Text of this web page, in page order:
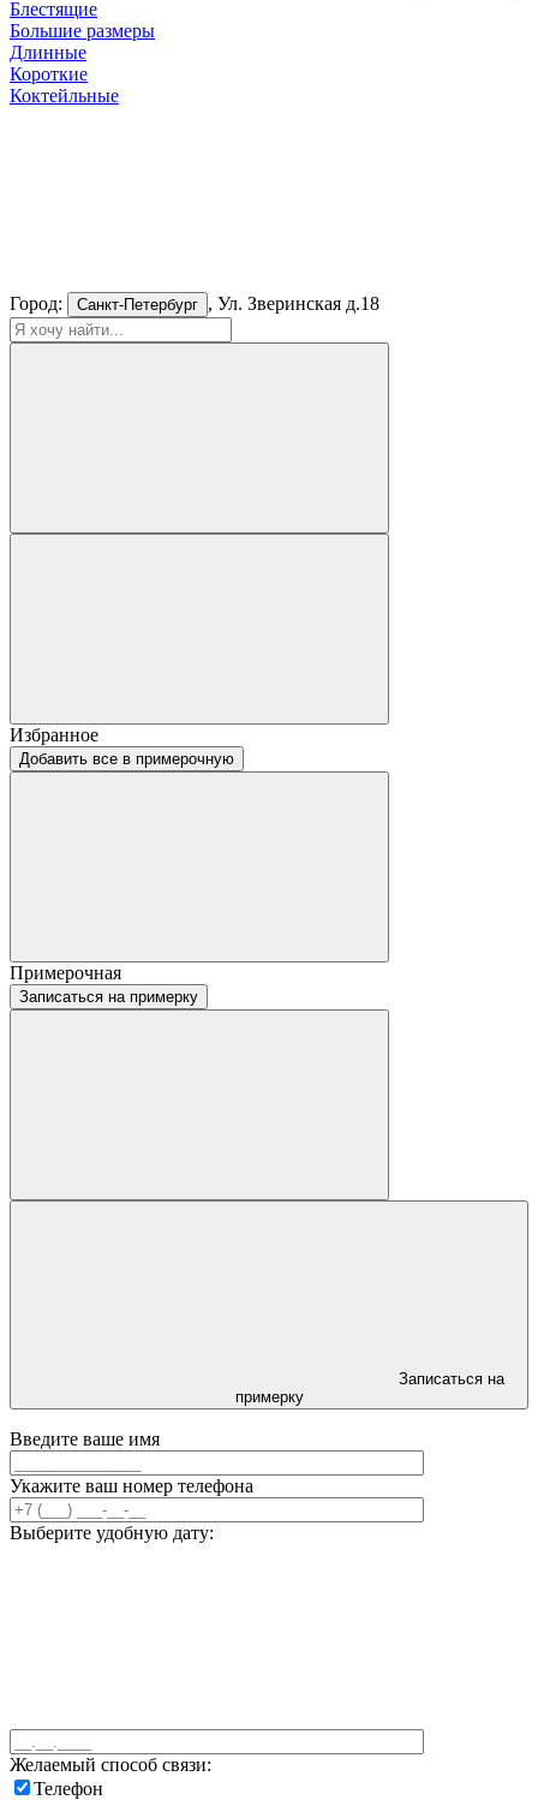
Блестящие
Большие размеры
Длинные
Короткие
Коктейльные
Город: Санкт-Петербург , Ул. Зверинская д.18
Избранное
Добавить все в примерочную
Примерочная
Записаться на примерку
Записаться на
примерку
Введите ваше имя
Укажите ваш номер телефона
Выберите удобную дату:
Желаемый способ связи:
Телефон